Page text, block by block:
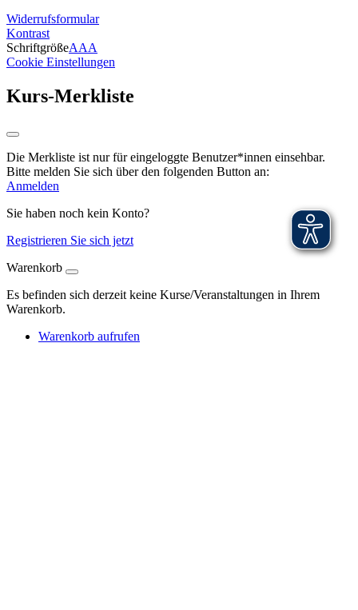
Widerrufsformular
Kontrast
SchriftgrößeAAA
Cookie Einstellungen
Kurs-Merkliste
Die Merkliste ist nur für eingeloggte Benutzer*innen einsehbar.
Bitte melden Sie sich über den folgenden Button an:
Anmelden
Sie haben noch kein Konto?
Registrieren Sie sich jetzt
Warenkorb
Es befinden sich derzeit keine Kurse/Veranstaltungen in Ihrem
Warenkorb.
Warenkorb aufrufen